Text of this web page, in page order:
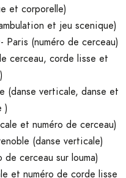
et corporelle)
et jeu scenique)
- Paris (numéro de cerceau)
cerceau, corde lisse et
(danse verticale, danse et
)
et numéro de cerceau)
(danse verticale)
de cerceau sur louma)
et numéro de corde lisse